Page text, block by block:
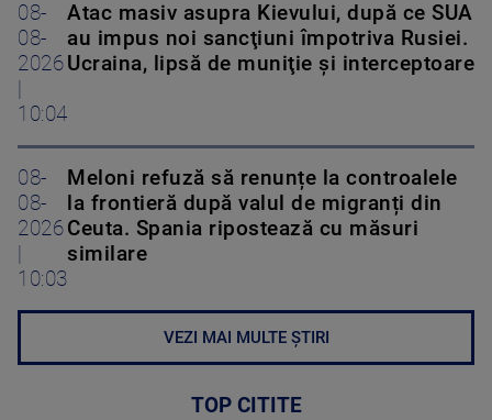
08-
08-
2026
10:04
Atac masiv asupra Kievului, după ce SUA
au impus noi sancţiuni împotriva Rusiei.
Ucraina, lipsă de muniţie şi interceptoare
08-
08-
2026
10:03
Meloni refuză să renunțe la controalele
la frontieră după valul de migranți din
Ceuta. Spania ripostează cu măsuri
similare
VEZI MAI MULTE ȘTIRI
TOP CITITE